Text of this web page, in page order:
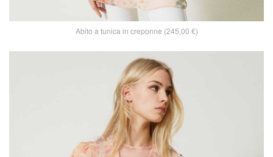
Abito a tunica in creponne (245,00 €)